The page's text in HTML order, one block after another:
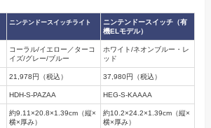
ニンテンドースイッチライト
ニンテンドースイッチ（有
機ELモデル）
コーラル/イエロー／ターコ
イズ/グレー/ブルー
ホワイト/ネオンブルー・レ
ッド
21,978円（税込） 37,980円（税込）
HDH-S-PAZAA HEG-S-KAAAA
約9.11×20.8×1.39cm（縦×
横×厚み）
約10.2×24.2×1.39cm（縦×
横×厚み）